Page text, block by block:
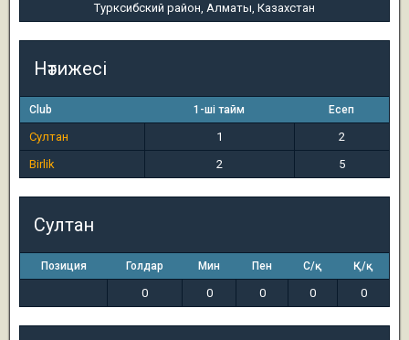
Турксибский район, Алматы, Казахстан
Нәтижесі
Club 1-ші тайм Есеп
Султан 1
2
Birlik
2 5
Султан
Позиция Голдар Мин Пен С/қ Қ/қ
0 0 0 0 0